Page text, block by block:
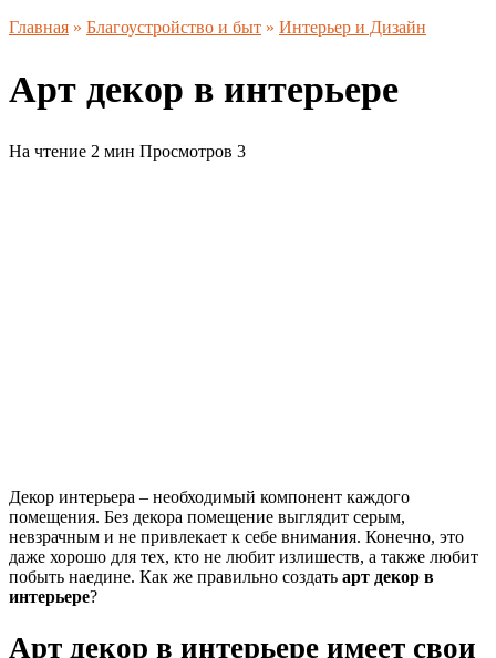
Главная » Благоустройство и быт » Интерьер и Дизайн
Арт декор в интерьере
На чтение 2 мин Просмотров 3
Декор интерьера – необходимый компонент каждого
помещения. Без декора помещение выглядит серым,
невзрачным и не привлекает к себе внимания. Конечно, это
даже хорошо для тех, кто не любит излишеств, а также любит
побыть наедине. Как же правильно создать арт декор в
интерьере?
Арт декор в интерьере имеет свои